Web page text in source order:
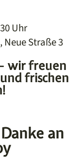
Uhr
Neue Straße 3
wir freuen
frischen
an